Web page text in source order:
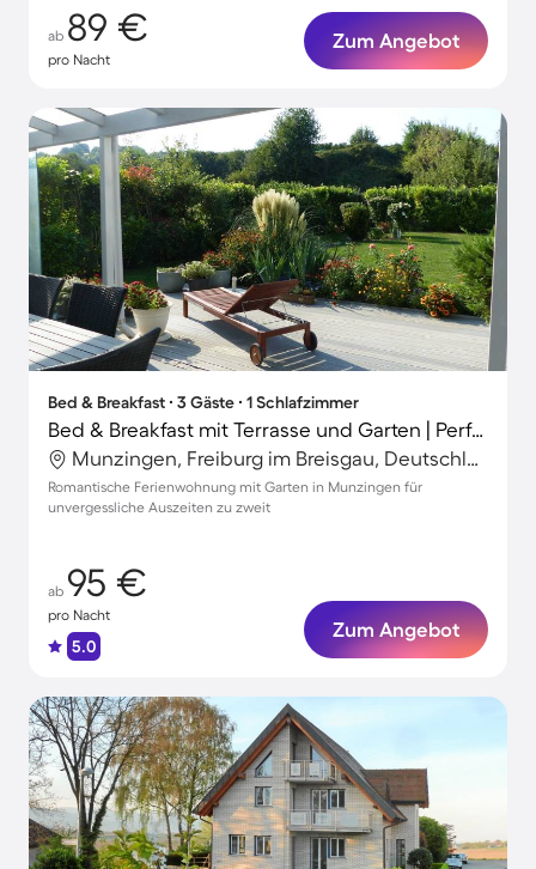
ab 89 €
pro Nacht
Zum Angebot
Bed & Breakfast ∙ 3 Gäste ∙ 1 Schlafzimmer
Bed & Breakfast mit Terrasse und Garten | Perfekt für die Arbeit von Zuhause
Munzingen, Freiburg im Breisgau, Deutschland
Romantische Ferienwohnung mit Garten in Munzingen für
unvergessliche Auszeiten zu zweit
ab 95 €
pro Nacht
5.0
Zum Angebot